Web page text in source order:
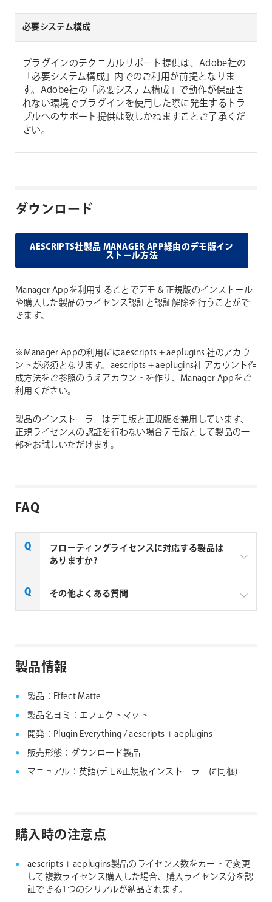
必要システム構成
プラグインのテクニカルサポート提供は、Adobe社の
「必要システム構成」内でのご利用が前提となりま
す。Adobe社の「必要システム構成」で動作が保証さ
れない環境でプラグインを使用した際に発生するトラ
ブルへのサポート提供は致しかねますことご了承くだ
さい。
ダウンロード
AESCRIPTS社製品 MANAGER APP経由のデモ版イン
ストール方法
Manager Appを利用することでデモ & 正規版のインストール
や購入した製品のライセンス認証と認証解除を行うことがで
きます。
※Manager Appの利用にはaescripts + aeplugins 社のアカウ
ントが必須となります。aescripts + aeplugins社 アカウント作
成方法をご参照のうえアカウントを作り、Manager Appをご
利用ください。
製品のインストーラーはデモ版と正規版を兼用しています、
正規ライセンスの認証を行わない場合デモ版として製品の一
部をお試しいただけます。
FAQ
フローティングライセンスに対応する製品は
ありますか?
一部製品でフローティングライセンスの取扱いがあり
aescripts + aeplugins社 フローティングライセン
その他よくある質問
製品情報
製品：Effect Matte
製品名ヨミ：エフェクトマット
開発：Plugin Everything / aescripts + aeplugins
販売形態：ダウンロード製品
マニュアル：英語(デモ&正規版インストーラーに同梱)
購入時の注意点
aescripts + aeplugins製品のライセンス数をカートで変更
して複数ライセンス購入した場合、購入ライセンス分を認
証できる1つのシリアルが納品されます。